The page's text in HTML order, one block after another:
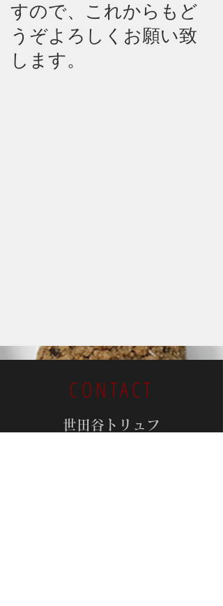
すので、これからもど
うぞよろしくお願い致
します。
CONTACT
世田谷トリュフ